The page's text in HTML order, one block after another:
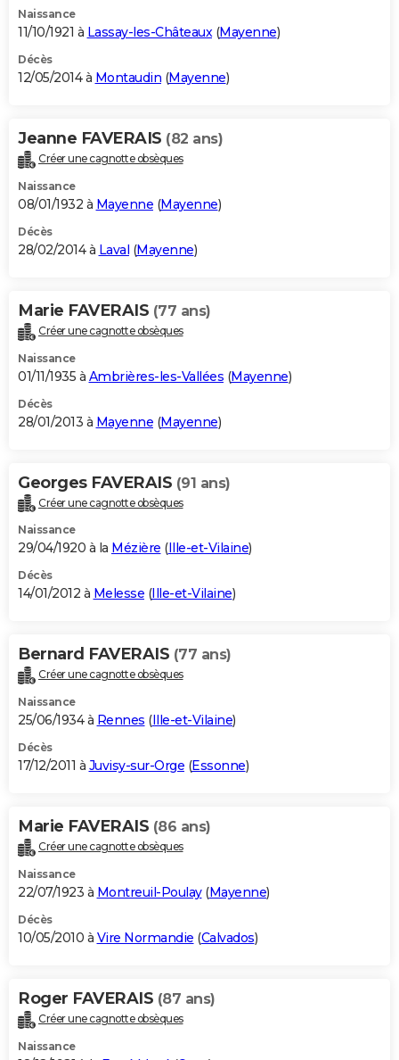
Naissance
11/10/1921 à Lassay-les-Châteaux(Mayenne)
Décès
12/05/2014 à Montaudin (Mayenne)
Jeanne FAVERAIS (82 ans)
Créer une cagnotte obsèques
Naissance
08/01/1932 à Mayenne (Mayenne)
Décès
28/02/2014 à Laval (Mayenne)
Marie FAVERAIS (77 ans)
Créer une cagnotte obsèques
Naissance
01/11/1935 à Ambrières-les-Vallées (Mayenne)
Décès
28/01/2013 à Mayenne (Mayenne)
Georges FAVERAIS (91 ans)
Créer une cagnotte obsèques
Naissance
29/04/1920 à la Mézière (Ille-et-Vilaine)
Décès
14/01/2012 à Melesse (Ille-et-Vilaine)
Bernard FAVERAIS (77 ans)
Créer une cagnotte obsèques
Naissance
25/06/1934 à Rennes (Ille-et-Vilaine)
Décès
17/12/2011 à Juvisy-sur-Orge (Essonne)
Marie FAVERAIS (86 ans)
Créer une cagnotte obsèques
Naissance
22/07/1923 à Montreuil-Poulay(Mayenne)
Décès
10/05/2010 à Vire Normandie (Calvados)
Roger FAVERAIS (87 ans)
Créer une cagnotte obsèques
Naissance